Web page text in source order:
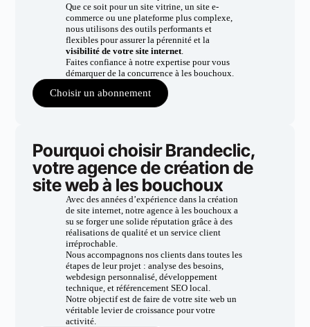
Que ce soit pour un site vitrine, un site e-
commerce ou une plateforme plus complexe,
nous utilisons des outils performants et
flexibles pour assurer la pérennité et la
visibilité de votre site internet.
Faites confiance à notre expertise pour vous
démarquer de la concurrence à les bouchoux.
Choisir un abonnement
Pourquoi choisir Brandeclic,
votre agence de création de
site web à les bouchoux
Avec des années d’expérience dans la création
de site internet, notre agence à les bouchoux a
su se forger une solide réputation grâce à des
réalisations de qualité et un service client
irréprochable.
Nous accompagnons nos clients dans toutes les
étapes de leur projet : analyse des besoins,
webdesign personnalisé, développement
technique, et référencement SEO local.
Notre objectif est de faire de votre site web un
véritable levier de croissance pour votre
activité.